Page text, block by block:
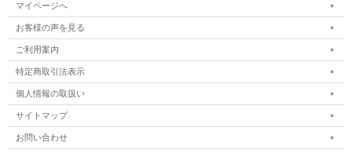
マイページへ
お客様の声を見る
ご利用案内
特定商取引法表示
個人情報の取扱い
サイトマップ
お問い合わせ